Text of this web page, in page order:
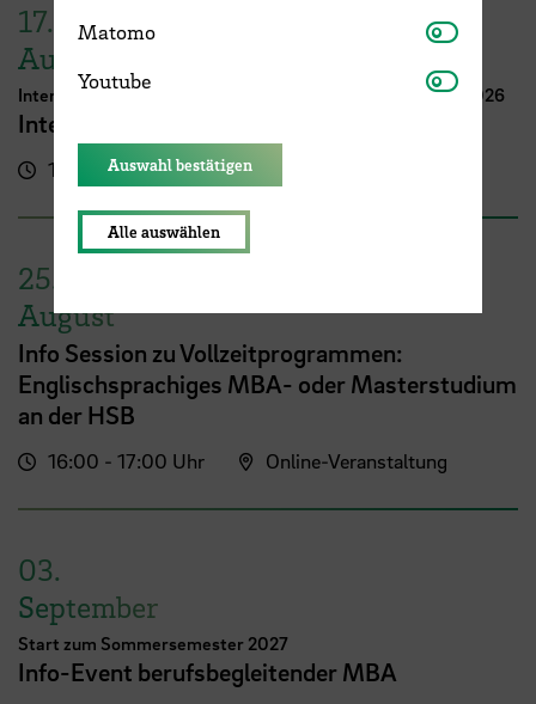
17.
August
International Week Computer Science and Digital Media 2026
International FutureNow! Symposium
16:00 - 17:30 Uhr
25.
August
Info Session zu Vollzeitprogrammen:
Englischsprachiges MBA- oder Masterstudium
an der HSB
16:00 - 17:00 Uhr Online-Veranstaltung
03.
September
Start zum Sommersemester 2027
Info-Event berufsbegleitender MBA
Matomo Matomo
Youtube Youtube
Auswahl bestätigen
Alle auswählen